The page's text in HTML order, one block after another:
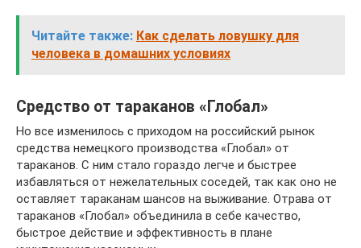
Читайте также: Как сделать ловушку для
человека в домашних условиях
Средство от тараканов «Глобал»
Но все изменилось с приходом на российский рынок
средства немецкого производства «Глобал» от
тараканов. С ним стало гораздо легче и быстрее
избавляться от нежелательных соседей, так как оно не
оставляет тараканам шансов на выживание. Отрава от
тараканов «Глобал» объединила в себе качество,
быстрое действие и эффективность в плане